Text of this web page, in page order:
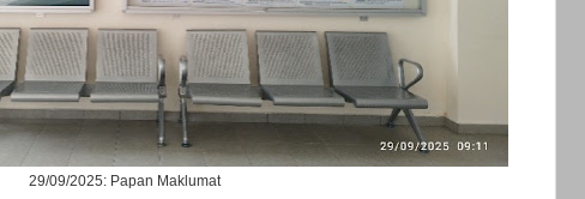
29/09/2025: Papan Maklumat